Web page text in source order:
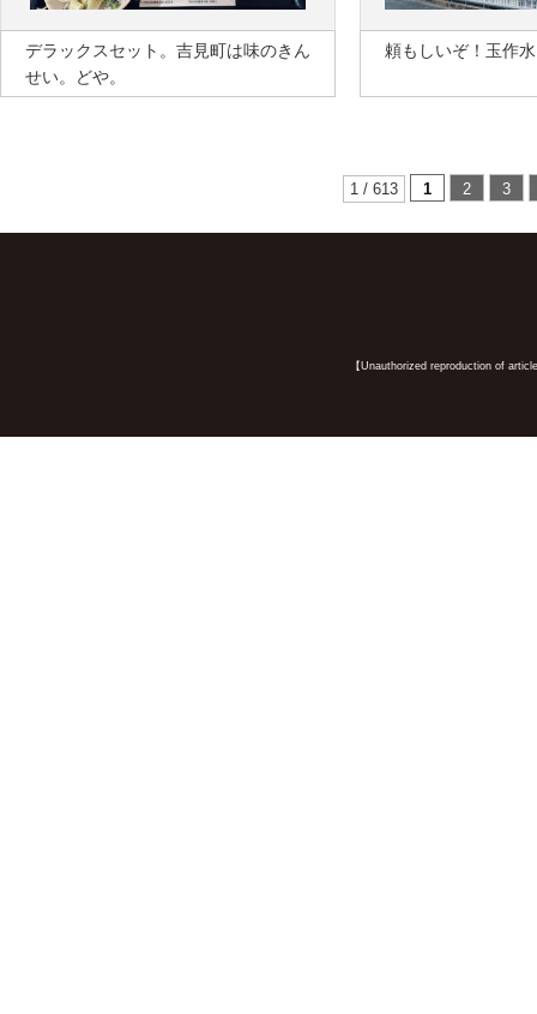
デラックスセット。吉見町は味のきん
せい。どや。
頼もしいぞ！玉作
1 / 613 1 2 3
【Unauthorized reproduction of